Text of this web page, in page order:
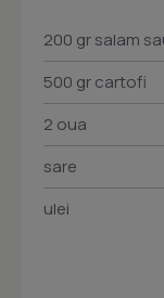
200 gr salam
500 gr cartofi
2 oua
sare
ulei